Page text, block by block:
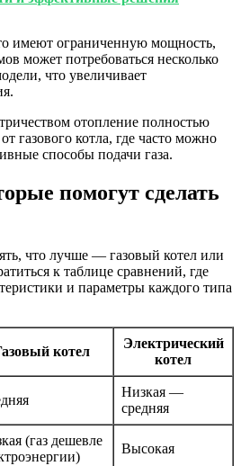
имеют ограниченную мощность,
может потребоваться несколько
что увеличивает
отопление полностью
газового котла, где часто можно
способы подачи газа.
помогут сделать
что лучше — газовый котел или
к таблице сравнений, где
и параметры каждого типа
котел
Электрический
котел
Низкая —
средняя
(газ дешевле
Высокая